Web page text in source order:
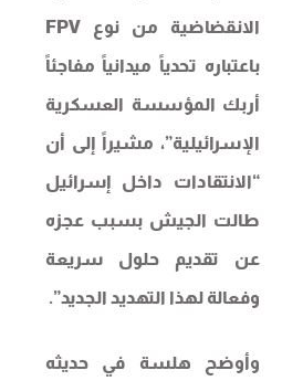
الانقضاضية من نوع FPV
باعتباره تحدياً ميدانياً مفاجئاً
أربك المؤسسة العسكرية
الإسرائيلية”، مشيراً إلى أن
“الانتقادات داخل إسرائيل
طالت الجيش بسبب عجزه
عن تقديم حلول سريعة
وفعالة لهذا التهديد الجديد”.
وأوضح هلسة في حديثه